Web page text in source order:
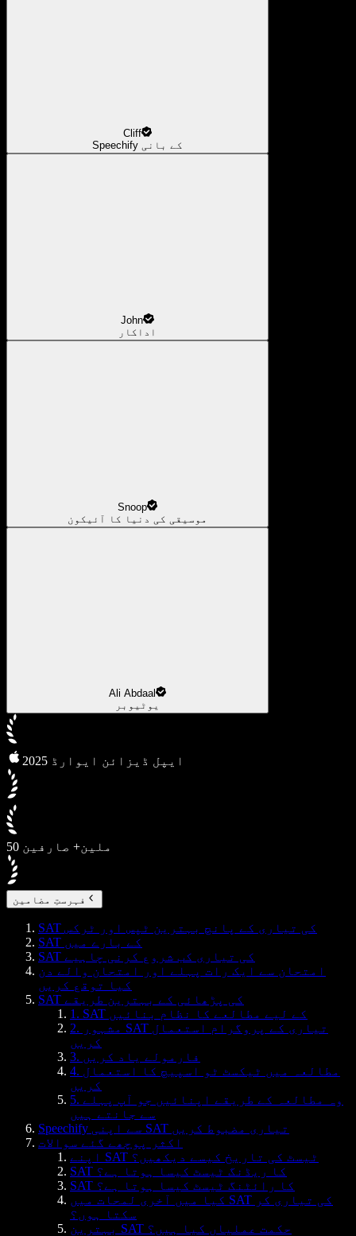
Cliff
Speechify کے بانی
John
اداکار
Snoop
موسیقی کی دنیا کا آئیکون
Ali Abdaal
یوٹیوبر
2025 ایپل ڈیزائن ایوارڈ
50 ملین+ صارفین
فہرستِ مضامین
SAT کی تیاری کے پانچ بہترین ٹپس اور ٹرکس
SAT کے بارے میں
SAT کی تیاری کب شروع کرنی چاہیے
امتحان سے ایک رات پہلے اور امتحان والے دن
کیا توقع کریں
SAT کی پڑھائی کے بہترین طریقے
1. SAT کے لیے مطالعے کا نظام بنائیں
2. مشہور SAT تیاری کے پروگرام استعمال
کریں
3. فارمولے یاد کریں
4. مطالعہ میں ٹیکسٹ ٹو اسپیچ کا استعمال
کریں
5. وہ مطالعہ کے طریقے اپنائیں جو آپ پہلے
سے جانتے ہیں
Speechify سے اپنی SAT تیاری مضبوط کریں
اکثر پوچھے گئے سوالات
اپنے SAT ٹیسٹ کی تاریخ کیسے دیکھیں؟
SAT کا ریڈنگ ٹیسٹ کیسا ہوتا ہے؟
SAT کا رائٹنگ ٹیسٹ کیسا ہوتا ہے؟
کیا میں آخری لمحات میں SAT کی تیاری کر
سکتا ہوں؟
بہترین SAT حکمت عملیاں کیا ہیں؟